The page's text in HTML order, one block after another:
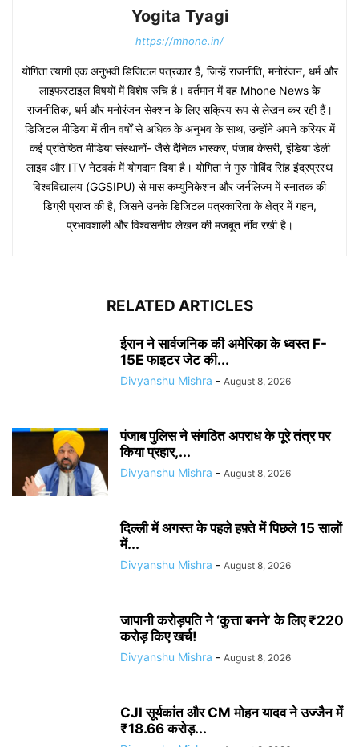
Yogita Tyagi
https://mhone.in/
योगिता त्यागी एक अनुभवी डिजिटल पत्रकार हैं, जिन्हें राजनीति, मनोरंजन, धर्म और
लाइफस्टाइल विषयों में विशेष रुचि है। वर्तमान में वह Mhone News के
राजनीतिक, धर्म और मनोरंजन सेक्शन के लिए सक्रिय रूप से लेखन कर रही हैं।
डिजिटल मीडिया में तीन वर्षों से अधिक के अनुभव के साथ, उन्होंने अपने करियर में
कई प्रतिष्ठित मीडिया संस्थानों- जैसे दैनिक भास्कर, पंजाब केसरी, इंडिया डेली
लाइव और ITV नेटवर्क में योगदान दिया है। योगिता ने गुरु गोबिंद सिंह इंद्रप्रस्थ
विश्वविद्यालय (GGSIPU) से मास कम्युनिकेशन और जर्नलिज्म में स्नातक की
डिग्री प्राप्त की है, जिसने उनके डिजिटल पत्रकारिता के क्षेत्र में गहन,
प्रभावशाली और विश्वसनीय लेखन की मजबूत नींव रखी है।
RELATED ARTICLES
ईरान ने सार्वजनिक की अमेरिका के ध्वस्त F-
15E फाइटर जेट की...
Divyanshu Mishra - August 8, 2026
पंजाब पुलिस ने संगठित अपराध के पूरे तंत्र पर
किया प्रहार,...
Divyanshu Mishra - August 8, 2026
दिल्ली में अगस्त के पहले हफ़्ते में पिछले 15 सालों
में...
Divyanshu Mishra - August 8, 2026
जापानी करोड़पति ने ‘कुत्ता बनने’ के लिए ₹220
करोड़ किए खर्च!
Divyanshu Mishra - August 8, 2026
CJI सूर्यकांत और CM मोहन यादव ने उज्जैन में
₹18.66 करोड़...